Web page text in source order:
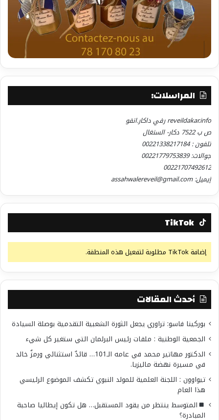
المراسلات:
reveildakar.info رفي داكار.انفو
ص ب 7522 دكار- السنغال
تلفون : 00221338217184
جوالات: 00221779753839
00221707492612
إيميل: assahwalereveil@gmail.com
TikTok
إضافة TikTok مطلوبة لتفعيل هذه المنطقة.
أحدث المقالات
بوركينا فاسو: تراوري يجعل الثورة الشعبية التقدمية بوصلة السيادة
الجمعية الوطنية : ملفات رئيس البرلمان التي ستغير كل شيء
الدكتور مهاتير محمد في عامه الـ101… قائدٌ استثنائي ورمزٌ خالد
في مسيرة نهضة ماليزيا.
تيواوون : اللجنة العلمية للمولد النبوي تكشف الموضوع الرئيسي
هذا العام
المتوسط ينتظر من يقود المستقبل… هل تكون إيطاليا صاحبة
المبادرة؟